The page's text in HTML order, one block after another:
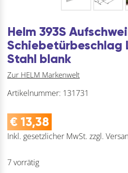
Helm 393S
Schiebetürbeschlag
Stahl blank
Zur HELM Markenwelt
Artikelnummer: 131731
€ 13,38
Inkl. gesetzlicher MwSt. zzgl.
7 vorrätig